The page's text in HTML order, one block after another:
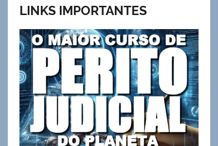
LINKS IMPORTANTES